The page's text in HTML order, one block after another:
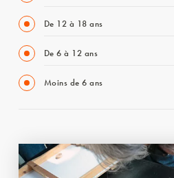
De 12 à 18 ans
De 6 à 12 ans
Moins de 6 ans